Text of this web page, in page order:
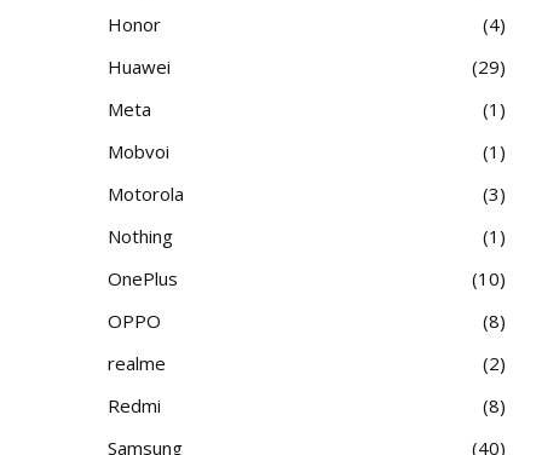
Honor
4
Huawei
29
Meta
1
Mobvoi
1
Motorola
3
Nothing
1
OnePlus
10
OPPO
8
realme
2
Redmi
8
Samsung
40